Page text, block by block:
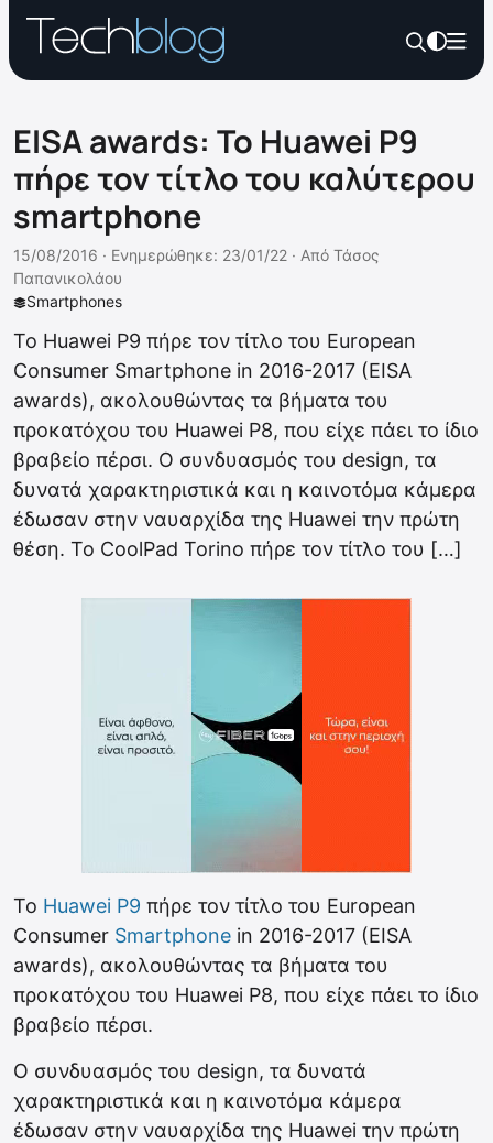
EISA awards: Το Huawei P9
πήρε τον τίτλο του καλύτερου
smartphone
Smartphones
15/08/2016 · Ενημερώθηκε: 23/01/22 · Από Τάσος
Παπανικολάου
Το Huawei P9 πήρε τον τίτλο του European
Consumer Smartphone in 2016-2017 (EISA
awards), ακολουθώντας τα βήματα του
προκατόχου του Huawei P8, που είχε πάει το ίδιο
βραβείο πέρσι. Ο συνδυασμός του design, τα
δυνατά χαρακτηριστικά και η καινοτόμα κάμερα
έδωσαν στην ναυαρχίδα της Huawei την πρώτη
θέση. Το CoolPad Torino πήρε τον τίτλο του […]
Το Huawei P9 πήρε τον τίτλο του European
Consumer Smartphone in 2016-2017 (EISA
awards), ακολουθώντας τα βήματα του
προκατόχου του Huawei P8, που είχε πάει το ίδιο
βραβείο πέρσι.
Ο συνδυασμός του design, τα δυνατά
χαρακτηριστικά και η καινοτόμα κάμερα
έδωσαν στην ναυαρχίδα της Huawei την πρώτη